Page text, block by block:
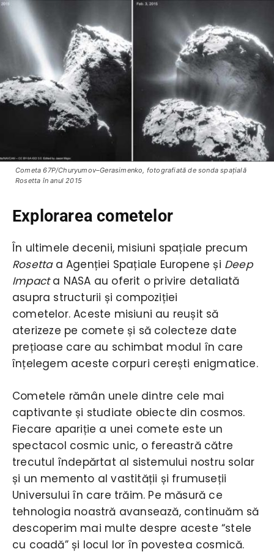
Cometa 67P/Churyumov–Gerasimenko, fotografiată de sonda spaţială
Rosetta în anul 2015
Explorarea cometelor
În ultimele decenii, misiuni spațiale precum
Rosettaa Agenției Spațiale Europene și Deep
Impacta NASA au oferit o privire detaliată
asupra structurii și compoziției
cometelor. Aceste misiuni au reușit să
aterizeze pe comete și să colecteze date
prețioase care au schimbat modul în care
înțelegem aceste corpuri cerești enigmatice.
Cometele rămân unele dintre cele mai
captivante și studiate obiecte din cosmos.
Fiecare apariție a unei comete este un
spectacol cosmic unic, o fereastră către
trecutul îndepărtat al sistemului nostru solar
și un memento al vastității și frumuseții
Universului în care trăim. Pe măsură ce
tehnologia noastră avansează, continuăm să
descoperim mai multe despre aceste “stele
cu coadă” și locul lor în povestea cosmică.